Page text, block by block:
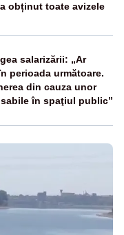
obținut toate avizele
salarizării: „Ar
perioada următoare.
din cauza unor
în spaţiul public”